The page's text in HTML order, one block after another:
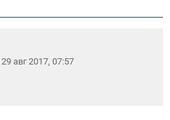
29 авг 2017, 07:57